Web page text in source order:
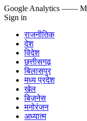
Google Analytics ——
Sign in
राजनीतिक
देश
विदेश
छत्तीसगढ़
बिलासपुर
मध्य प्रदेश
खेल
बिज़नेस
मनोरंजन
अध्यात्म